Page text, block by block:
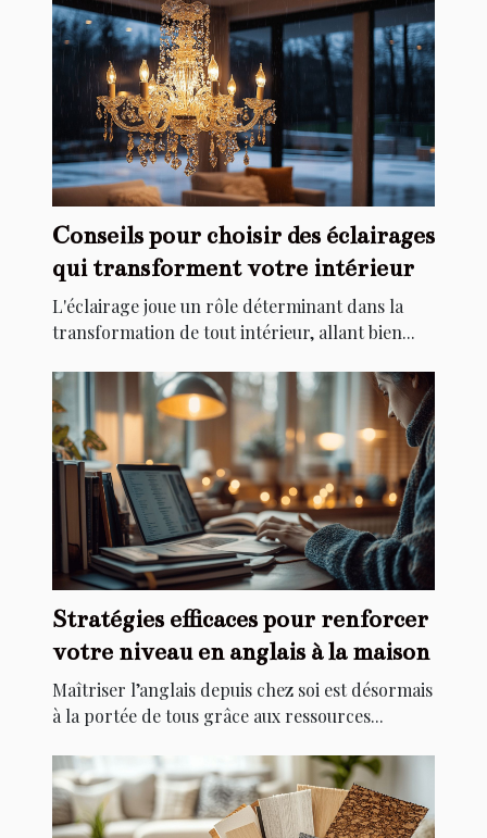
Conseils pour choisir des éclairages
qui transforment votre intérieur
L'éclairage joue un rôle déterminant dans la
transformation de tout intérieur, allant bien...
Stratégies efficaces pour renforcer
votre niveau en anglais à la maison
Maîtriser l’anglais depuis chez soi est désormais
à la portée de tous grâce aux ressources...